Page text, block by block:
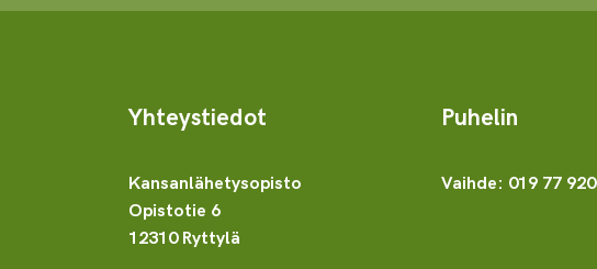
Yhteystiedot
Kansanlähetysopisto
Opistotie 6
12310 Ryttylä
Puhelin
Vaihde: 019 77 920